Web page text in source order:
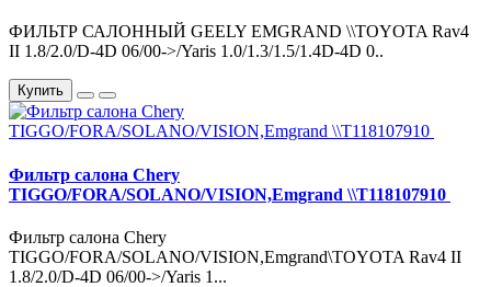
ФИЛЬТР САЛОННЫЙ GEELY EMGRAND \\TOYOTA Rav4
II 1.8/2.0/D-4D 06/00->/Yaris 1.0/1.3/1.5/1.4D-4D 0..
Купить
Фильтр салона Chery
TIGGO/FORA/SOLANO/VISION,Emgrand \\T118107910
Фильтр салона Chery
TIGGO/FORA/SOLANO/VISION,Emgrand\TOYOTA Rav4 II
1.8/2.0/D-4D 06/00->/Yaris 1...